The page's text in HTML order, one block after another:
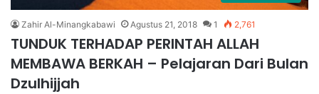
Zahir Al-Minangkabawi Agustus 21, 2018 1 2,761
TUNDUK TERHADAP PERINTAH ALLAH
MEMBAWA BERKAH – Pelajaran Dari Bulan
Dzulhijjah